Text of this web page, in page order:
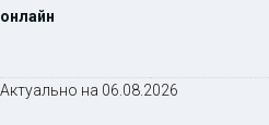
онлайн
Актуально на 06.08.2026